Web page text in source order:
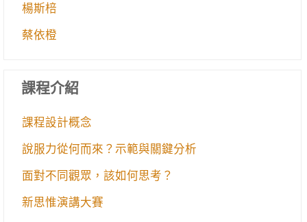
楊斯棓
蔡依橙
課程介紹
課程設計概念
說服力從何而來？示範與關鍵分析
面對不同觀眾，該如何思考？
新思惟演講大賽